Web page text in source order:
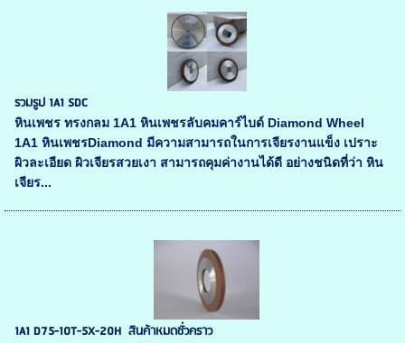
รวมรูป 1A1 SDC
หินเพชร ทรงกลม 1A1 หินเพชรลับคมคาร์ไบด์ Diamond Wheel
1A1 หินเพชรDiamond มีความสามารถในการเจียรงานแข็ง เปราะ
ผิวละเอียด ผิวเจียรสวยเงา สามารถคุมค่างานได้ดี อย่างชนิดที่ว่า หิน
เจียร...
1A1 D75-10T-5X-20H สินค้าหมดชั่วคราว